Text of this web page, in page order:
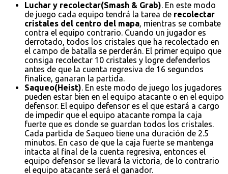
Luchar y recolectar(Smash & Grab). En este modo
de juego cada equipo tendrá la tarea de recolectar
cristales del centro del mapa, mientras se combate
contra el equipo contrario. Cuando un jugador es
derrotado, todos los cristales que ha recolectado en
el campo de batalla se perderán. El primer equipo que
consiga recolectar 10 cristales y logre defenderlos
antes de que la cuenta regresiva de 16 segundos
finalice, ganaran la partida.
Saqueo(Heist). En este modo de juego los jugadores
pueden estar bien en el equipo atacante o en el equipo
defensor. El equipo defensor es el que estará a cargo
de impedir que el equipo atacante rompa la caja
fuerte que es donde se guardan todos los cristales.
Cada partida de Saqueo tiene una duración de 2.5
minutos. En caso de que la caja fuerte se mantenga
intacta al final de la cuenta regresiva, entonces el
equipo defensor se llevará la victoria, de lo contrario
el equipo atacante será el ganador.